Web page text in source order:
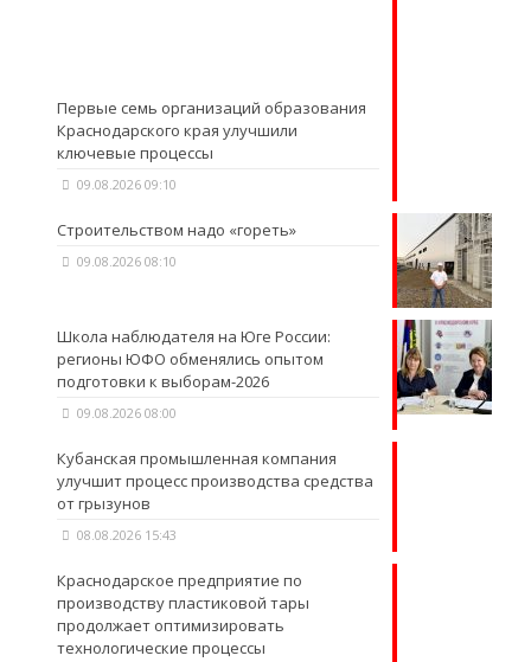
Первые семь организаций образования
Краснодарского края улучшили
ключевые процессы
09.08.2026 09:10
Строительством надо «гореть»
09.08.2026 08:10
Школа наблюдателя на Юге России:
регионы ЮФО обменялись опытом
подготовки к выборам-2026
09.08.2026 08:00
Кубанская промышленная компания
улучшит процесс производства средства
от грызунов
08.08.2026 15:43
Краснодарское предприятие по
производству пластиковой тары
продолжает оптимизировать
технологические процессы